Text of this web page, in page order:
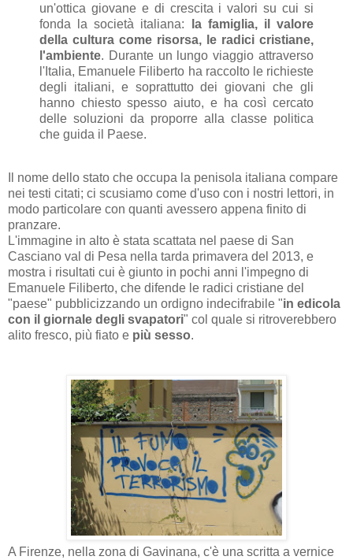
un'ottica giovane e di crescita i valori su cui si
fonda la società italiana:
la famiglia, il valore
della cultura come risorsa, le radici cristiane,
l'ambiente. Durante un lungo viaggio attraverso
l'Italia, Emanuele Filiberto ha raccolto le richieste
degli italiani, e soprattutto dei giovani che gli
hanno chiesto spesso aiuto, e ha così cercato
delle soluzioni da proporre alla classe politica
che guida il Paese.
Il nome dello stato che occupa la penisola italiana compare
nei testi citati; ci scusiamo come d'uso con i nostri lettori, in
modo particolare con quanti avessero appena finito di
pranzare.
L'immagine in alto è stata scattata nel paese di San
Casciano val di Pesa nella tarda primavera del 2013, e
mostra i risultati cui è giunto in pochi anni l'impegno di
Emanuele Filiberto, che difende le radici cristiane del
"paese" pubblicizzando un ordigno indecifrabile "in edicola
con il giornale degli svapatori" col quale si ritroverebbero
alito fresco, più fiato e più sesso.
A Firenze, nella zona di Gavinana, c'è una scritta a vernice